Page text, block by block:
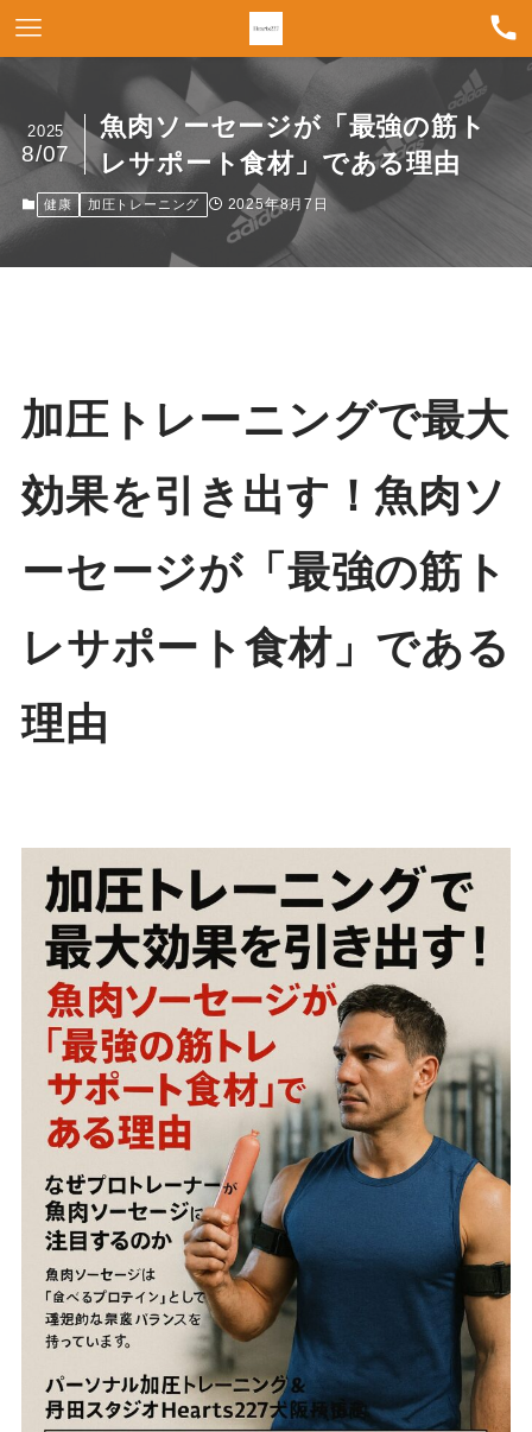
魚肉ソーセージが「最強の筋ト
レサポート食材」である理由
2025
8/07
健康 加圧トレーニング 2025年8月7日
加圧トレーニングで最大
効果を引き出す！魚肉ソ
ーセージが「最強の筋ト
レサポート食材」である
理由